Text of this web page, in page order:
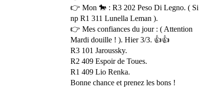
👉 Mon 🐎 : R3 202 Peso Di Legno. ( Si
np R1 311 Lunella Leman ).
👉 Mes confiances du jour : ( Attention
Mardi douille ! ). Hier 3/3. 👍👍
R3 101 Jaroussky.
R2 409 Espoir de Toues.
R1 409 Lio Renka.
Bonne chance et prenez les bons !